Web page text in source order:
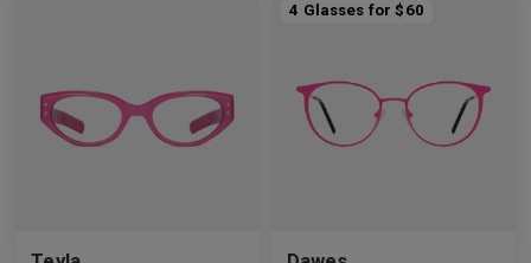
4 Glasses for $60